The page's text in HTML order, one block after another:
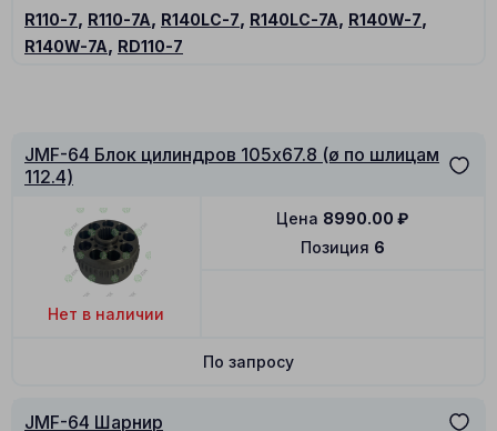
R110-7, R110-7A, R140LC-7, R140LC-7A, R140W-7,
R140W-7A, RD110-7
JMF-64 Блок цилиндров 105x67.8 (ø по шлицам
112.4)
Нет в наличии
Позиция 6
Цена 8990.00 ₽
По запросу
JMF-64 Шарнир